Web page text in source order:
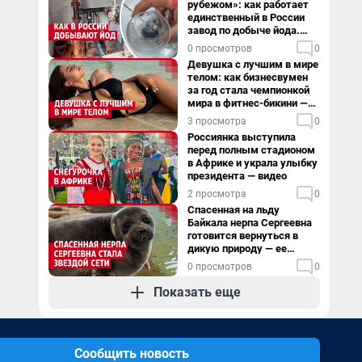
рубежом»: как работает
единственный в России
завод по добыче йода.
Видео
0 просмотров 0
Девушка с лучшим в мире
телом: как бизнесвумен
за год стала чемпионкой
мира в фитнес-бикини —
видео
3 просмотра 0
Россиянка выступила
перед полным стадионом
в Африке и украла улыбку
президента — видео
2 просмотра 0
Спасенная на льду
Байкала нерпа Сергеевна
готовится вернуться в
дикую природу — ее
видеоистория
0 просмотров 0
Показать еще
Сообщить новость